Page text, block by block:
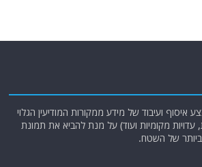
ועיבוד של מידע ממקורות המודיעין הגלוי
עדויות מקומיות ועוד) על מנת להביא את תמונת
של השטח.